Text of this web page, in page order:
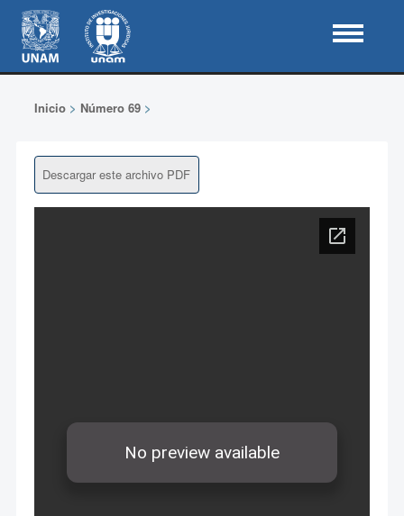
Inicio> Número 69>
Descargar este archivo PDF